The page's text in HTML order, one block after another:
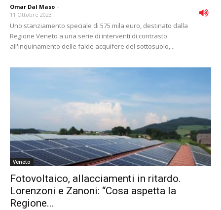
Omar Dal Maso -
11 Ottobre 2023
Uno stanziamento speciale di 575 mila euro, destinato dalla
Regione Veneto a una serie di interventi di contrasto
all'inquinamento delle falde acquifere del sottosuolo,...
Veneto
Fotovoltaico, allacciamenti in ritardo.
Lorenzoni e Zanoni: “Cosa aspetta la
Regione...